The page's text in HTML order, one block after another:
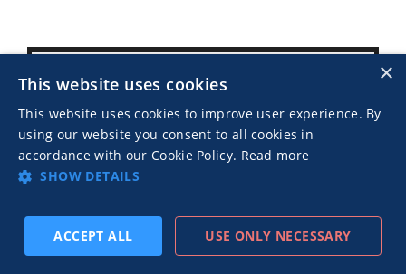
2026: Блокування стає
інфраструктурою
🔹 Зростає блокування на рівні
🔹 Активніше блокування на
основі мережі та DNS
×
This website uses cookies
This website uses cookies to improve user experience. By
using our website you consent to all cookies in
accordance with our Cookie Policy. Read more
SHOW DETAILS
ACCEPT ALL USE ONLY NECESSARY